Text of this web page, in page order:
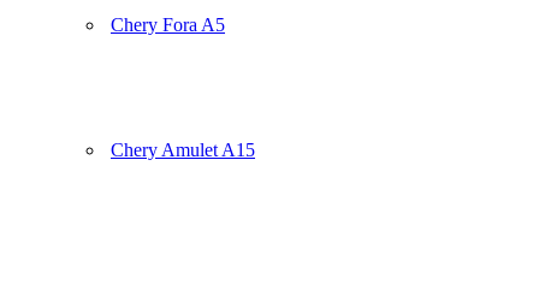
Chery Fora A5
Chery Amulet A15